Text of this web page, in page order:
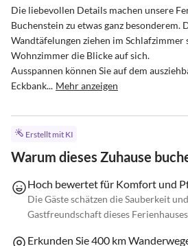
Die liebevollen Details machen unsere
Buchenstein zu etwas ganz besonderem.
Wandtäfelungen ziehen im Schlafzimmer
Wohnzimmer die Blicke auf sich.
Ausspannen können Sie auf dem
Eckbank... Mehr anzeigen
Erstellt mit KI
Warum dieses Zuhause
Hoch bewertet für Komfort und
Die Gäste schätzen die Sauberkeit
Gastfreundschaft dieses
Erkunden Sie 400 km